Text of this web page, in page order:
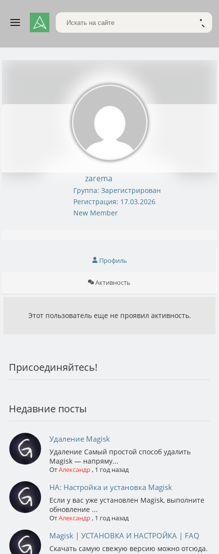
Поиск по сайту
zarema
Группа: Зарегистрирован
Регистрация: 17.03.2026
New Member
Профиль
Активность
Этот пользователь еще не проявил активность.
Присоединяйтесь!
Недавние посты
Удаление Magisk
Удаление Самый простой способ удалить
Magisk — напряму...
ОтАлександр, 1 год назад
НА: Настройка и установка Magisk
Если у вас уже установлен Magisk, выполните
обновление ...
ОтАлександр, 1 год назад
Magisk | УСТАНОВКА И НАСТРОЙКА | FAQ
Скачать самую свежую версию можно отсюда.